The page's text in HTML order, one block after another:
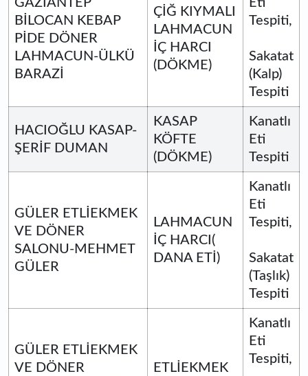
GAZİANTEP
BİLOCAN KEBAP
PİDE DÖNER
LAHMACUN-ÜLKÜ
BARAZİ
ÇİĞ KIYMALI
LAHMACUN
İÇ HARCI
(DÖKME)
Eti
Tespiti,
Sakatat
(Kalp)
Tespiti
HACIOĞLU KASAP-
ŞERİF DUMAN
KASAP
KÖFTE
(DÖKME)
Kanatlı
Eti
Tespiti
GÜLER ETLİEKMEK
VE DÖNER
SALONU-MEHMET
GÜLER
LAHMACUN
İÇ HARCI(
DANA ETİ)
Kanatlı
Eti
Tespiti,
Sakatat
(Taşlık)
Tespiti
GÜLER ETLİEKMEK
VE DÖNER
ETLİEKMEK
Kanatlı
Eti
Tespiti,